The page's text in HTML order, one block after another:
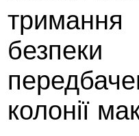
безпеки
колонії